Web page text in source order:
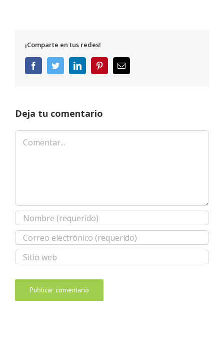
¡Comparte en tus redes!
FacebookTwitterLinkedInPinterestCorreo
electrónico
Deja tu comentario
Comentar